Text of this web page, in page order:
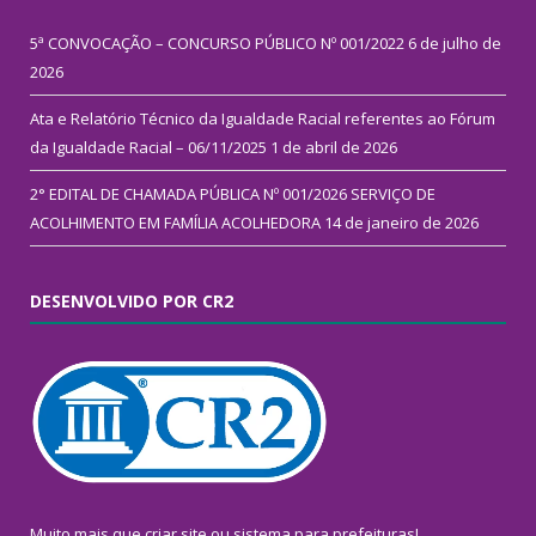
5ª CONVOCAÇÃO – CONCURSO PÚBLICO Nº 001/2022 6 de julho de
2026
Ata e Relatório Técnico da Igualdade Racial referentes ao Fórum
da Igualdade Racial – 06/11/2025 1 de abril de 2026
2° EDITAL DE CHAMADA PÚBLICA Nº 001/2026 SERVIÇO DE
ACOLHIMENTO EM FAMÍLIA ACOLHEDORA 14 de janeiro de 2026
DESENVOLVIDO POR CR2